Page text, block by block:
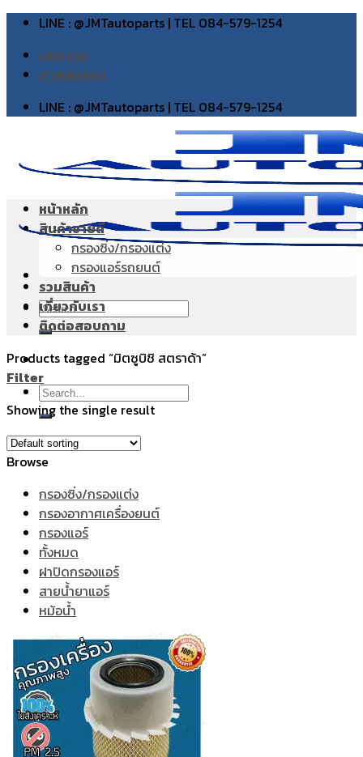
Skip
content
LINE : @JMTautoparts | TEL 084-579-1254
บทความ
ภาพส่งของ
LINE : @JMTautoparts | TEL 084-579-1254
Search
for:
Search
for:
หน้าหลัก
สินค้าขายดี
กรองซิ่ง/กรองแต่ง
กรองแอร์รถยนต์
รวมสินค้า
เกี่ยวกับเรา
ติดต่อสอบถาม
Products tagged “มิตซูบิชิ สตราด้า”
Filter
Showing the single result
Browse
กรองซิ่ง/กรองแต่ง
กรองอากาศเครื่องยนต์
กรองแอร์
ทั้งหมด
ฝาปิดกรองแอร์
สายน้ำยาแอร์
หม้อน้ำ